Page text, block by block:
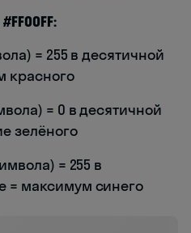
= 255 в десятичной
красного
= 0 в десятичной
зелёного
= 255 в
= максимум синего